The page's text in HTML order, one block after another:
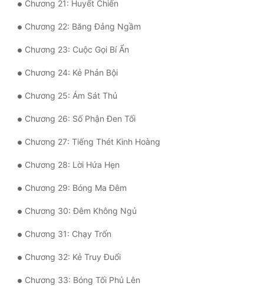
Chương 21: Huyết Chiến
Chương 22: Băng Đảng Ngầm
Chương 23: Cuộc Gọi Bí Ẩn
Chương 24: Kẻ Phản Bội
Chương 25: Ám Sát Thủ
Chương 26: Số Phận Đen Tối
Chương 27: Tiếng Thét Kinh Hoàng
Chương 28: Lời Hứa Hẹn
Chương 29: Bóng Ma Đêm
Chương 30: Đêm Không Ngủ
Chương 31: Chạy Trốn
Chương 32: Kẻ Truy Đuổi
Chương 33: Bóng Tối Phủ Lên